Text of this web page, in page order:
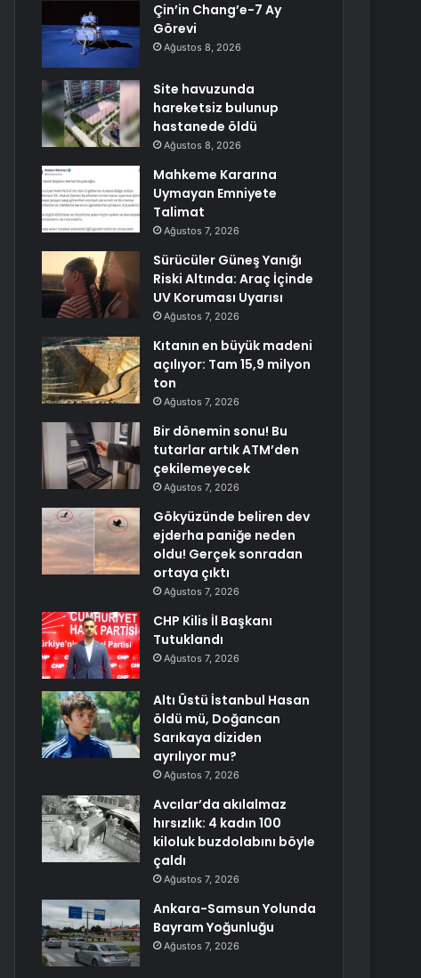
Çin’in Chang’e-7 Ay
Görevi
Ağustos 8, 2026
Site havuzunda
hareketsiz bulunup
hastanede öldü
Ağustos 8, 2026
Mahkeme Kararına
Uymayan Emniyete
Talimat
Ağustos 7, 2026
Sürücüler Güneş Yanığı
Riski Altında: Araç İçinde
UV Koruması Uyarısı
Ağustos 7, 2026
Kıtanın en büyük madeni
açılıyor: Tam 15,9 milyon
ton
Ağustos 7, 2026
Bir dönemin sonu! Bu
tutarlar artık ATM’den
çekilemeyecek
Ağustos 7, 2026
Gökyüzünde beliren dev
ejderha paniğe neden
oldu! Gerçek sonradan
ortaya çıktı
Ağustos 7, 2026
CHP Kilis İl Başkanı
Tutuklandı
Ağustos 7, 2026
Altı Üstü İstanbul Hasan
öldü mü, Doğancan
Sarıkaya diziden
ayrılıyor mu?
Ağustos 7, 2026
Avcılar’da akılalmaz
hırsızlık: 4 kadın 100
kiloluk buzdolabını böyle
çaldı
Ağustos 7, 2026
Ankara-Samsun Yolunda
Bayram Yoğunluğu
Ağustos 7, 2026